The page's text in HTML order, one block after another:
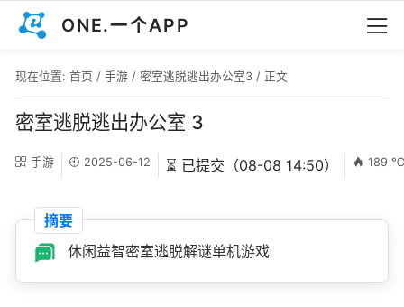
ONE.一个APP
现在位置: 首页 / 手游 / 密室逃脱逃出办公室3 / 正文
密室逃脱逃出办公室 3
手游 2025-06-12 ⏳ 已提交（08-08 14:50） 189
摘要
休闲益智密室逃脱解谜单机游戏